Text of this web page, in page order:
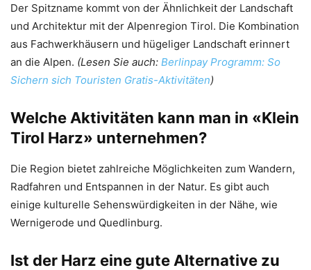
Der Spitzname kommt von der Ähnlichkeit der Landschaft
und Architektur mit der Alpenregion Tirol. Die Kombination
aus Fachwerkhäusern und hügeliger Landschaft erinnert
an die Alpen. (Lesen Sie auch: Berlinpay Programm: So
Sichern sich Touristen Gratis-Aktivitäten)
Welche Aktivitäten kann man in «Klein
Tirol Harz» unternehmen?
Die Region bietet zahlreiche Möglichkeiten zum Wandern,
Radfahren und Entspannen in der Natur. Es gibt auch
einige kulturelle Sehenswürdigkeiten in der Nähe, wie
Wernigerode und Quedlinburg.
Ist der Harz eine gute Alternative zu